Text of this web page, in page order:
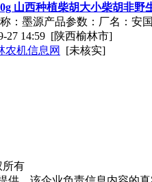
山西种植柴胡大小柴胡非野
：墨源产品参数：厂名：安
27 14:59 [陕西榆林市]
农机信息网
[未核实]
所有